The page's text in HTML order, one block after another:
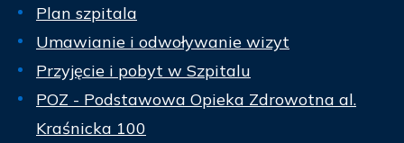
Plan szpitala
Umawianie i odwoływanie wizyt
Przyjęcie i pobyt w Szpitalu
POZ - Podstawowa Opieka Zdrowotna al.
Kraśnicka 100